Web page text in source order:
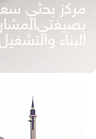
ﻣرﻛز ﺑﺣﺛﻲ
اﻟﺑﻧﺎء